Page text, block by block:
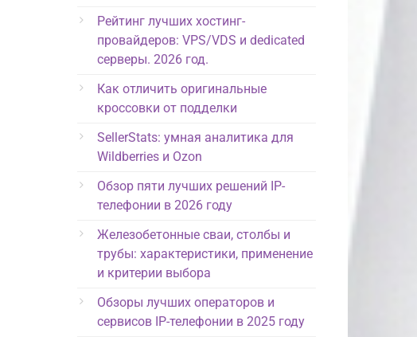
Рейтинг лучших хостинг-
провайдеров: VPS/VDS и dedicated
серверы. 2026 год.
Как отличить оригинальные
кроссовки от подделки
SellerStats: умная аналитика для
Wildberries и Ozon
Обзор пяти лучших решений IP-
телефонии в 2026 году
Железобетонные сваи, столбы и
трубы: характеристики, применение
и критерии выбора
Обзоры лучших операторов и
сервисов IP-телефонии в 2025 году